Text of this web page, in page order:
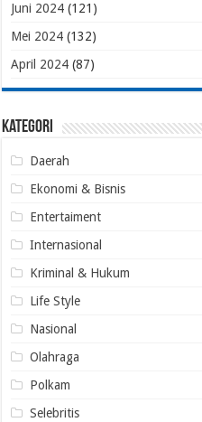
Juni 2024 (121)
Mei 2024 (132)
April 2024 (87)
Kategori
Daerah
Ekonomi & Bisnis
Entertaiment
Internasional
Kriminal & Hukum
Life Style
Nasional
Olahraga
Polkam
Selebritis